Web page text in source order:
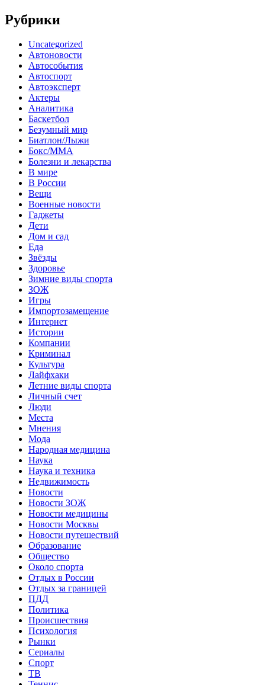
Рубрики
Uncategorized
Автоновости
Автособытия
Автоспорт
Автоэксперт
Актеры
Аналитика
Баскетбол
Безумный мир
Биатлон/Лыжи
Бокс/MMA
Болезни и лекарства
В мире
В России
Вещи
Военные новости
Гаджеты
Дети
Дом и сад
Еда
Звёзды
Здоровье
Зимние виды спорта
ЗОЖ
Игры
Импортозамещение
Интернет
Истории
Компании
Криминал
Культура
Лайфхаки
Летние виды спорта
Личный счет
Люди
Места
Мнения
Мода
Народная медицина
Наука
Наука и техника
Недвижимость
Новости
Новости ЗОЖ
Новости медицины
Новости Москвы
Новости путешествий
Образование
Общество
Около спорта
Отдых в России
Отдых за границей
ПДД
Политика
Происшествия
Психология
Рынки
Сериалы
Спорт
ТВ